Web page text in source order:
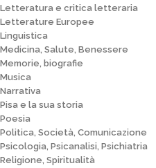
Letteratura e critica letteraria
Letterature Europee
Linguistica
Medicina, Salute, Benessere
Memorie, biografie
Musica
Narrativa
Pisa e la sua storia
Poesia
Politica, Società, Comunicazione
Psicologia, Psicanalisi, Psichiatria
Religione, Spiritualità